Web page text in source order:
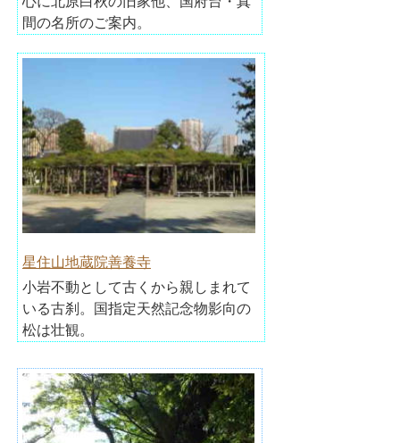
間の名所のご案内。
星住山地蔵院善養寺
小岩不動として古くから親しまれて
いる古刹。国指定天然記念物影向の
松は壮観。